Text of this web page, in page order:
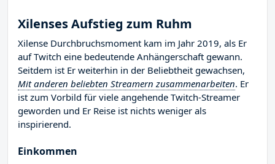
Xilenses Aufstieg zum Ruhm
Xilense Durchbruchsmoment kam im Jahr 2019, als Er
auf Twitch eine bedeutende Anhängerschaft gewann.
Seitdem ist Er weiterhin in der Beliebtheit gewachsen,
Mit anderen beliebten Streamern zusammenarbeiten. Er
ist zum Vorbild für viele angehende Twitch-Streamer
geworden und Er Reise ist nichts weniger als
inspirierend.
Einkommen